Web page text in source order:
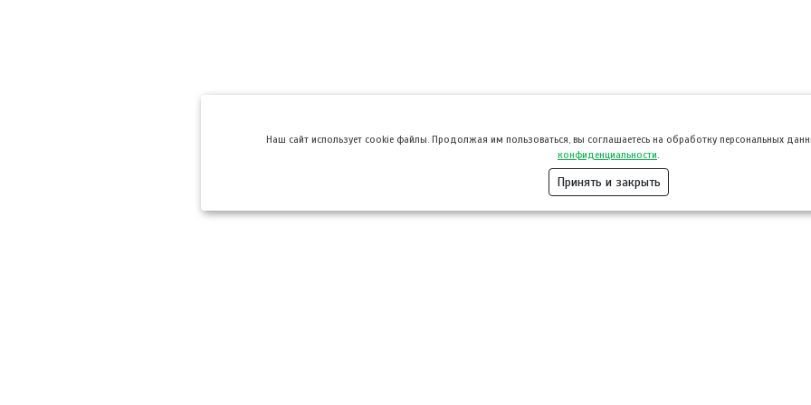
Hаш сайт использует cookie файлы. Продолжая им пользоваться, вы соглашаетесь на обработку персональных
конфиденциальности
Принять и закрыть